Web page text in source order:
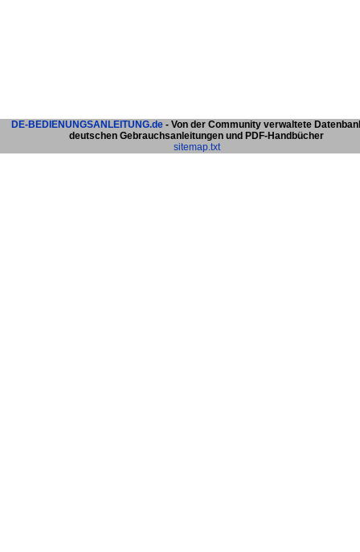
DE-BEDIENUNGSANLEITUNG.de - Von der Community verwaltete
deutschen Gebrauchsanleitungen und PDF-Handbücher
sitemap.txt